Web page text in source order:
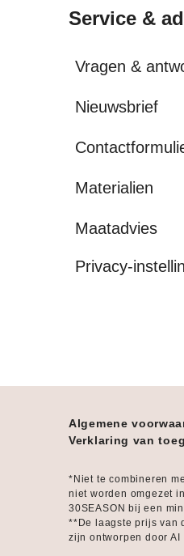
Service &
Vragen &
Nieuwsbrief
Materialien
Maatadvies
Privacy-
Algemene
Verklaring van
*Niet te combineren
niet worden omgezet
30SEASON bij een
**De laagste prijs van
zijn ontworpen door AI